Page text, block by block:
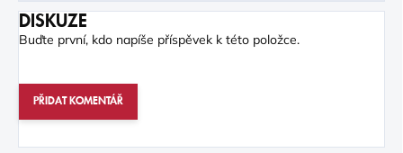
DISKUZE
Buďte první, kdo napíše příspěvek k této položce.
PŘIDAT KOMENTÁŘ